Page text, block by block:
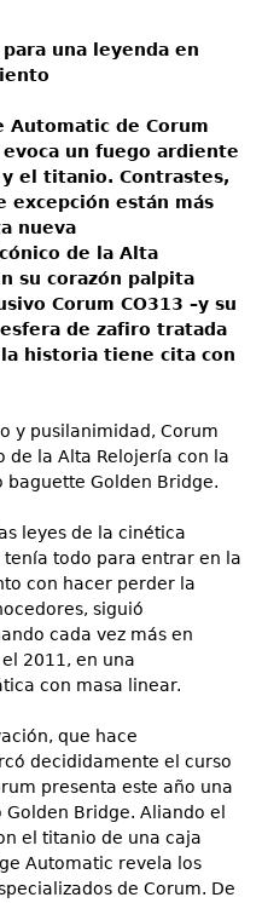
una leyenda en
Automatic de Corum
un fuego ardiente
el titanio. Contrastes,
excepción están más
nueva
de la Alta
su corazón palpita
Corum CO313 –y su
de zafiro tratada
historia tiene cita con
y pusilanimidad, Corum
de la Alta Relojería con la
Golden Bridge.
leyes de la cinética
todo para entrar en la
con hacer perder la
siguió
cada vez más en
2011, en una
con masa
linear.
que hace
decididamente el curso
presenta este año una
Bridge. Aliando el
el titanio de una caja
Automatic revela los
de Corum. De